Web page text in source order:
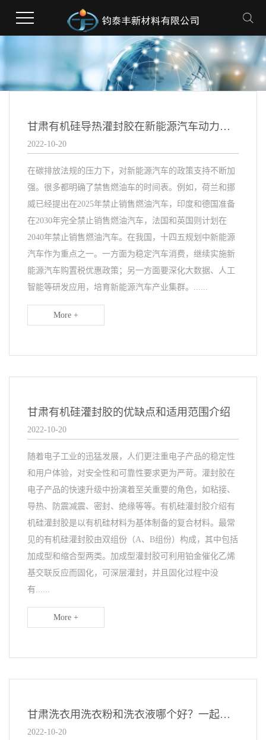
甘肃有机硅导热灌封胶在新能源汽车动力电池中的应用优势
2022-10-20
在碳排放法规的压力下，对新能源汽车的政策支持不断加
强。很多都明确了禁售燃油车的时间表。例如，荷兰和挪
威已经提出在2025年禁止销售燃油汽车，印度和德国准备
在2030年完全禁止销售燃油汽车，法国和英国则计划在
2040年禁止销售燃油汽车。在我国，十四五规划中新能源
汽车作为重点之一。一方面为稳定汽车消费，继续实施新
能源汽车购置税优惠政策；另一方面要深化大数据、人工
智能等研发应用，培育新能源汽车产业集群。......
More +
甘肃有机硅灌封胶的优缺点和适用范围介绍
2022-10-20
随着电子工业的迅猛发展，人们更注重电子产品的稳定性
和用户体验，对安全性和可靠性要求更为严苛。灌封胶在
电子产品的快速升级中扮演着至关重要的角色，如粘接、
导热、防震减震、密封、绝缘等等。有机硅灌封胶介绍有
机硅灌封胶是以有机硅材料为基体制备的复合材料。最常
见的有机硅灌封胶由双组份（A、B组份）构成，其中包括
加成型和缩合型两类。加成型灌封胶可利用铂金催化乙烯
基交联反应而固化，可深层灌封，并且固化过程中没
有......
More +
甘肃洗衣用洗衣粉和洗衣液哪个好？一起来瞧瞧吧？
2022-10-20